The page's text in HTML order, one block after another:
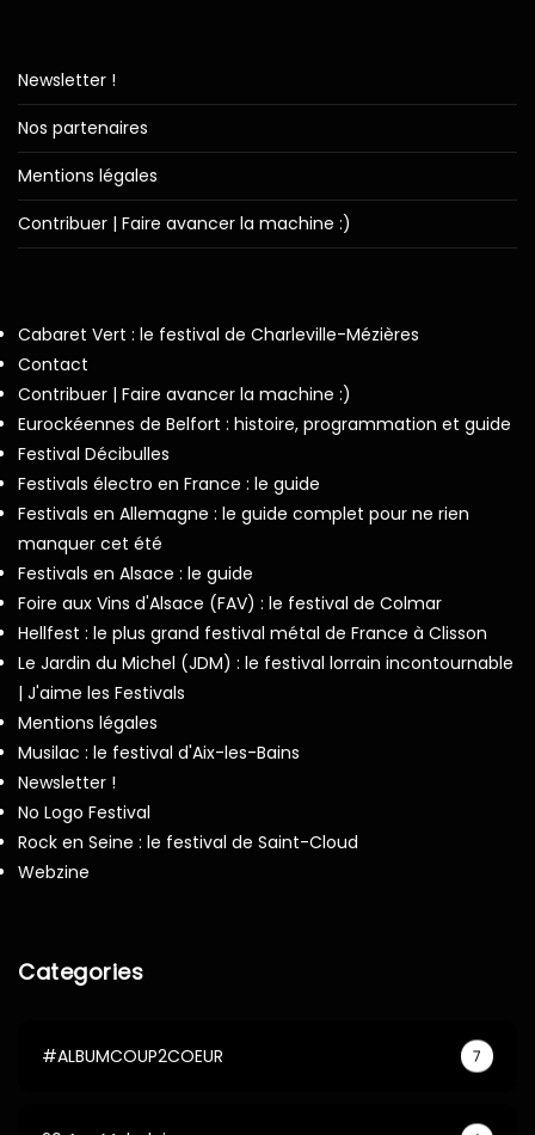
Newsletter !
Nos partenaires
Mentions légales
Contribuer | Faire avancer la machine :)
Cabaret Vert : le festival de Charleville-Mézières
Contact
Contribuer | Faire avancer la machine :)
Eurockéennes de Belfort : histoire, programmation et guide
Festival Décibulles
Festivals électro en France : le guide
Festivals en Allemagne : le guide complet pour ne rien
manquer cet été
Festivals en Alsace : le guide
Foire aux Vins d'Alsace (FAV) : le festival de Colmar
Hellfest : le plus grand festival métal de France à Clisson
Le Jardin du Michel (JDM) : le festival lorrain incontournable
| J'aime les Festivals
Mentions légales
Musilac : le festival d'Aix-les-Bains
Newsletter !
No Logo Festival
Rock en Seine : le festival de Saint-Cloud
Webzine
Categories
#ALBUMCOUP2COEUR 7